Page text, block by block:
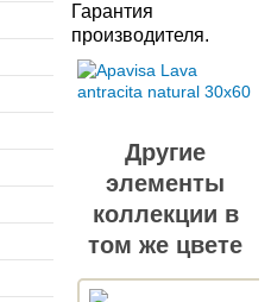
Гарантия
производителя.
Другие
элементы
коллекции в
том же цвете